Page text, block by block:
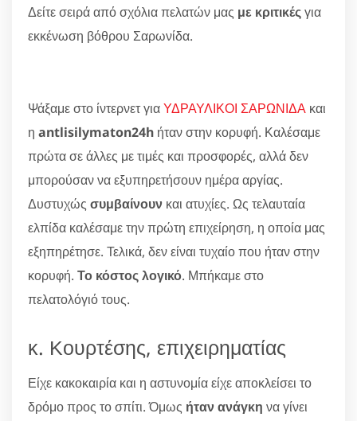
Δείτε σειρά από σχόλια πελατών μας με κριτικέςγια
εκκένωση βόθρου Σαρωνίδα.
Ψάξαμε στο ίντερνετ γιαΥΔΡΑΥΛΙΚΟΙ ΣΑΡΩΝΙΔΑ και
η antlisilymaton24h ήταν στην κορυφή. Καλέσαμε
πρώτα σε άλλες με τιμές και προσφορές, αλλά δεν
μπορούσαν να εξυπηρετήσουν ημέρα αργίας.
Δυστυχώς συμβαίνουν και ατυχίες. Ως τελαυταία
ελπίδα καλέσαμε την πρώτη επιχείρηση, η οποία μας
εξηπηρέτησε. Τελικά, δεν είναι τυχαίο που ήταν στην
κορυφή. Το κόστος λογικό. Μπήκαμε στο
πελατολόγιό τους.
κ. Κουρτέσης, επιχειρηματίας
Είχε κακοκαιρία και η αστυνομία είχε αποκλείσει το
δρόμο προς το σπίτι. Όμως ήταν ανάγκη να γίνει